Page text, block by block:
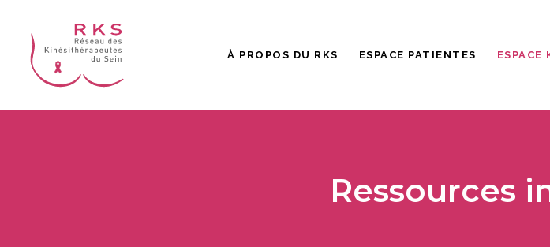
À PROPOS DU RKS ESPACE PATIENTES ESPACE
Ressources